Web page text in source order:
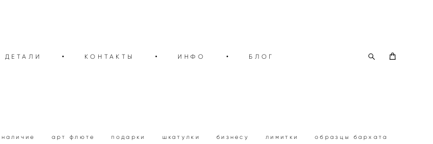
ДЕТАЛИ • КОНТАКТЫ • ИНФО • БЛОГ
наличие арт флюте подарки шкатулки бизнесу лимитки
образцы бархата